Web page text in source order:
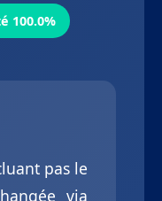
100.0%
pas le
via